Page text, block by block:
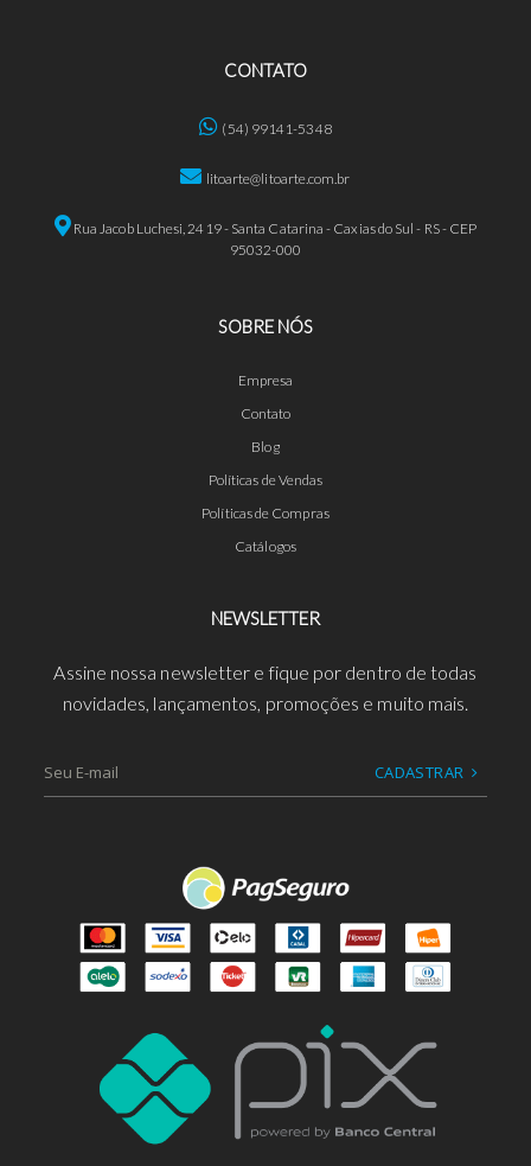
CONTATO
(54) 99141-5348
litoarte@litoarte.com.br
Rua Jacob Luchesi, 2419 - Santa Catarina - Caxias do Sul - RS - CEP
95032-000
SOBRE NÓS
Empresa
Contato
Blog
Políticas de Vendas
Políticas de Compras
Catálogos
NEWSLETTER
Assine nossa newsletter e fique por dentro de todas
novidades, lançamentos, promoções e muito mais.
CADASTRAR